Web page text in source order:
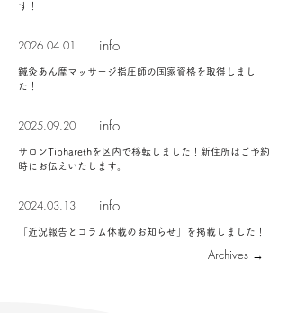
す！
​2026.04.01 info
鍼灸あん摩マッサージ指圧師の国家資格を取得しまし
た！
​2025.09.20 info
サロンTipharethを区内で移転しました！新住所はご予約
時にお伝えいたします。
​2024.03.13 info
近況報告とコラム休載のお知らせ 」を掲載しました！
Archives →